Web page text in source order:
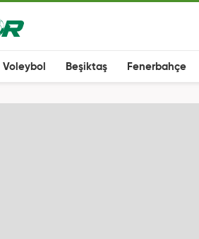
Voleybol Beşiktaş Fenerbahçe